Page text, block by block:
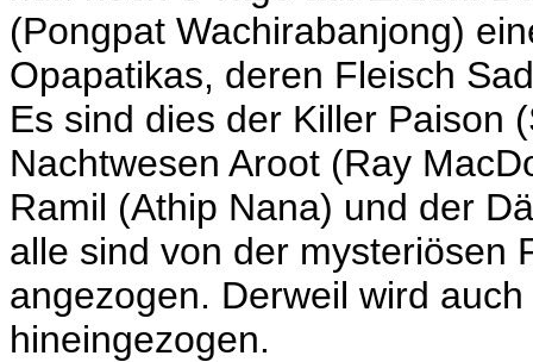
(Pongpat Wachirabanjong)
Opapatikas, deren Fleisch
Es sind dies der Killer Paison (
Nachtwesen Aroot (Ray
Ramil (Athip Nana) und der
alle sind von der mysteriösen
angezogen. Derweil wird a
hineingezogen.